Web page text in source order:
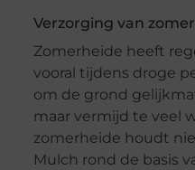
Verzorging van
Zomerheide heeft
vooral tijdens droge
om de grond
maar vermijd te veel
zomerheide houdt
Mulch rond de basis